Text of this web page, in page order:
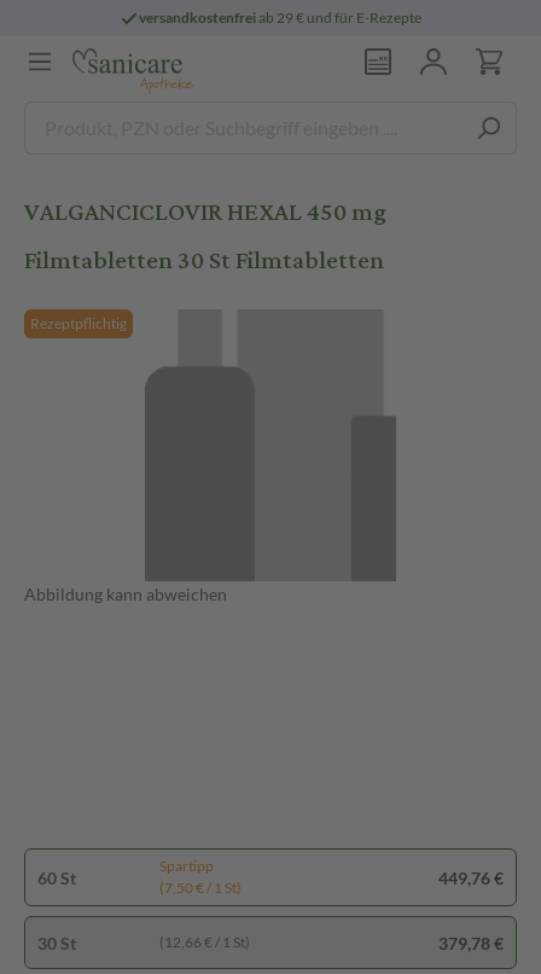
versandkostenfreiab 29 € und für E-Rezepte
VALGANCICLOVIR HEXAL 450 mg
Filmtabletten 30 St Filmtabletten
Rezeptpflichtig
Abbildung kann abweichen
60 St
Spartipp
(7,50 € / 1 St)
449,76 €
30 St (12,66 € / 1 St) 379,78 €